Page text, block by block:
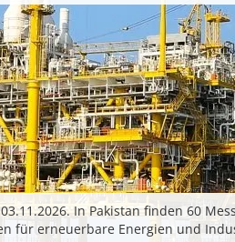
In Pakistan finden 60
für erneuerbare Energien und